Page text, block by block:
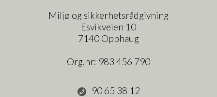
Miljø og sikkerhetsrådgivning
Esvikveien 10
7140 Opphaug
Org.nr: 983 456 790
90 65 38 12